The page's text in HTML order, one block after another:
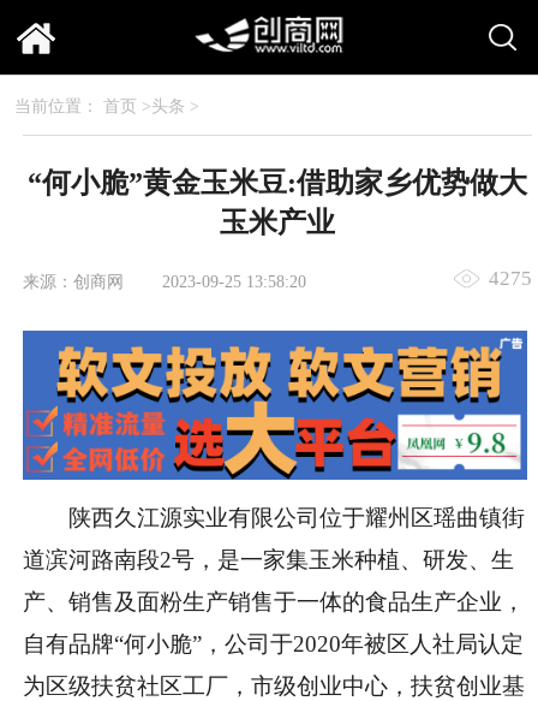
当前位置： 首页 >头条 >
“何小脆”黄金玉米豆:借助家乡优势做大
玉米产业
来源：创商网 2023-09-25 13:58:20 4275
陕西久江源实业有限公司位于耀州区瑶曲镇街
道滨河路南段2号，是一家集玉米种植、研发、生
产、销售及面粉生产销售于一体的食品生产企业，
自有品牌“何小脆”，公司于2020年被区人社局认定
为区级扶贫社区工厂，市级创业中心，扶贫创业基